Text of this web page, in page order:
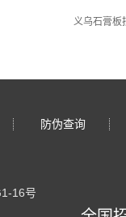
义乌石膏板
防伪查询
16号